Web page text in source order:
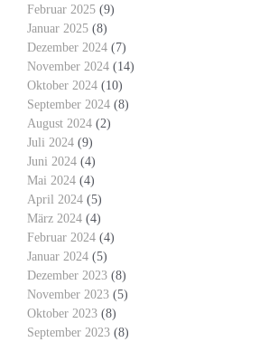
Februar 2025 (9)
Januar 2025 (8)
Dezember 2024 (7)
November 2024 (14)
Oktober 2024 (10)
September 2024 (8)
August 2024 (2)
Juli 2024 (9)
Juni 2024 (4)
Mai 2024 (4)
April 2024 (5)
März 2024 (4)
Februar 2024 (4)
Januar 2024 (5)
Dezember 2023 (8)
November 2023 (5)
Oktober 2023 (8)
September 2023 (8)